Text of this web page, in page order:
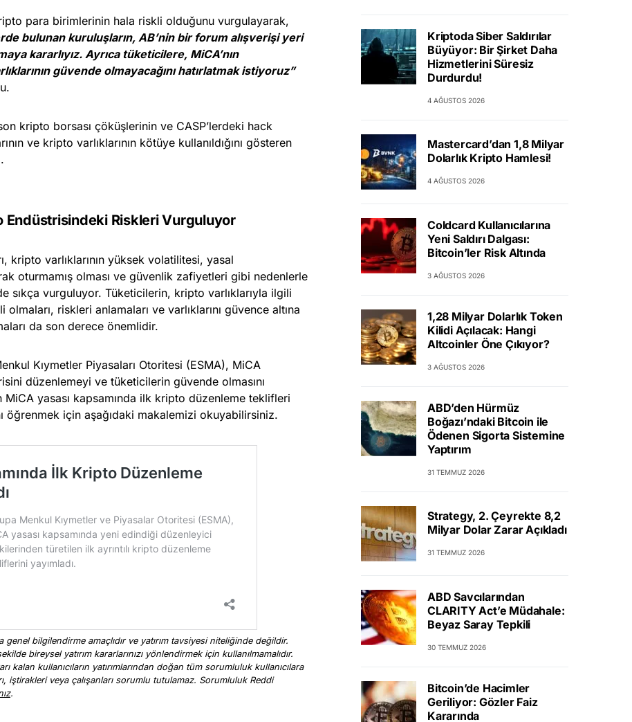
para birimlerinin hala riskli olduğunu vurgulayarak,
bulunan kuruluşların, AB’nin bir forum alışverişi yeri
kararlıyız. Ayrıca tüketicilere, MiCA’nın
güvende olmayacağını hatırlatmak istiyoruz”
kripto borsası çöküşlerinin ve CASP’lerdeki hack
ve kripto varlıklarının kötüye kullanıldığını gösteren
Endüstrisindeki Riskleri Vurguluyor
kripto varlıklarının yüksek volatilitesi, yasal
oturmamış olması ve güvenlik zafiyetleri gibi nedenlerle
sıkça vurguluyor. Tüketicilerin, kripto varlıklarıyla ilgili
riskleri anlamaları ve varlıklarını güvence altına
da son derece önemlidir.
Kıymetler Piyasaları Otoritesi (ESMA), MiCA
düzenlemeyi ve tüketicilerin güvende olmasını
yasası kapsamında ilk kripto düzenleme teklifleri
öğrenmek için aşağıdaki makalemizi okuyabilirsiniz.
bilgilendirme amaçlıdır ve yatırım tavsiyesi niteliğinde değildir.
bireysel yatırım kararlarınızı yönlendirmek için kullanılmamalıdır.
kalan kullanıcıların yatırımlarından doğan tüm sorumluluk kullanıcılara
iştirakleri veya çalışanları sorumlu tutulamaz. Sorumluluk Reddi
.
Kriptoda Siber Saldırılar
Büyüyor: Bir Şirket Daha
Hizmetlerini Süresiz
Durdurdu!
4 AĞUSTOS 2026
Mastercard’dan 1,8 Milyar
Dolarlık Kripto Hamlesi!
4 AĞUSTOS 2026
Coldcard Kullanıcılarına
Yeni Saldırı Dalgası:
Bitcoin’ler Risk Altında
3 AĞUSTOS 2026
1,28 Milyar Dolarlık Token
Kilidi Açılacak: Hangi
Altcoinler Öne Çıkıyor?
3 AĞUSTOS 2026
ABD’den Hürmüz
Boğazı’ndaki Bitcoin ile
Ödenen Sigorta Sistemine
Yaptırım
31 TEMMUZ 2026
Strategy, 2. Çeyrekte 8,2
Milyar Dolar Zarar Açıkladı
31 TEMMUZ 2026
ABD Savcılarından
CLARITY Act’e Müdahale:
Beyaz Saray Tepkili
30 TEMMUZ 2026
Bitcoin’de Hacimler
Geriliyor: Gözler Faiz
Kararında